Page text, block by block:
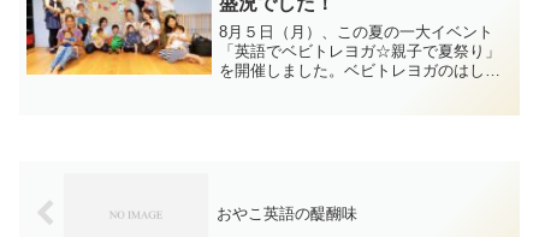
8月５日（月）、この夏の一大イベント
「英語でベビトレヨガ☆親子で夏祭り」
を開催しました。ベビトレヨガのはしま
おやこ英語の醍醐味